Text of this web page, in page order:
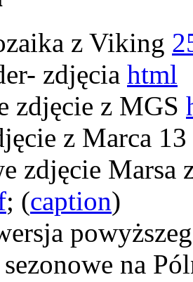
z Viking
zdjęcia html
zdjęcie z MGS
z Marca
zdjęcie Marsa
; (caption)
na